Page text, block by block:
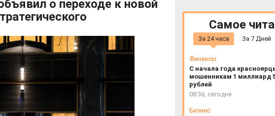
о переходе к новой
Самое
За 24 часа За 7 Дней
Финансы
С начала года
мошенникам 1 миллиард
рублей
08:36, сегодня
Бизнес